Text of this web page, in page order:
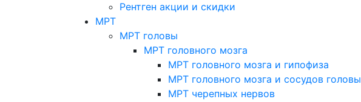
Рентген акции и скидки
МРТ
МРТ головы
МРТ головного мозга
МРТ головного мозга и гипофиза
МРТ головного мозга и сосудов головы
МРТ черепных нервов